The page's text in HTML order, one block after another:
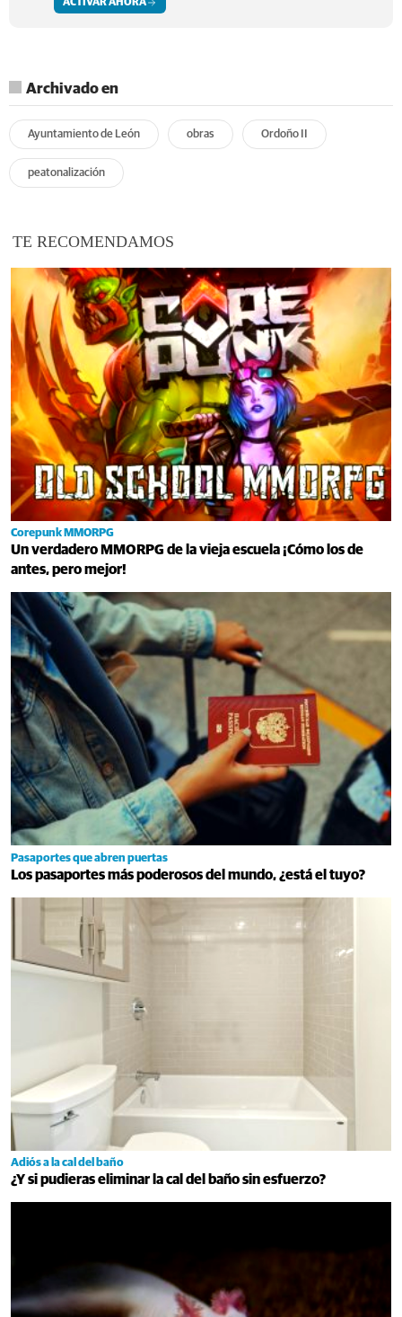
ACTIVAR AHORA
Archivado en
Ayuntamiento de León obras Ordoño II
peatonalización
TE RECOMENDAMOS
Corepunk MMORPG
Un verdadero MMORPG de la vieja escuela ¡Cómo los de
antes, pero mejor!
Pasaportes que abren puertas
Los pasaportes más poderosos del mundo, ¿está el tuyo?
Adiós a la cal del baño
¿Y si pudieras eliminar la cal del baño sin esfuerzo?